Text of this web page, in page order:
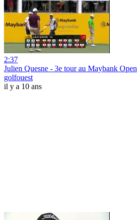
2:37
Julien Quesne - 3e tour au Maybank Open
golfouest
il y a 10 ans